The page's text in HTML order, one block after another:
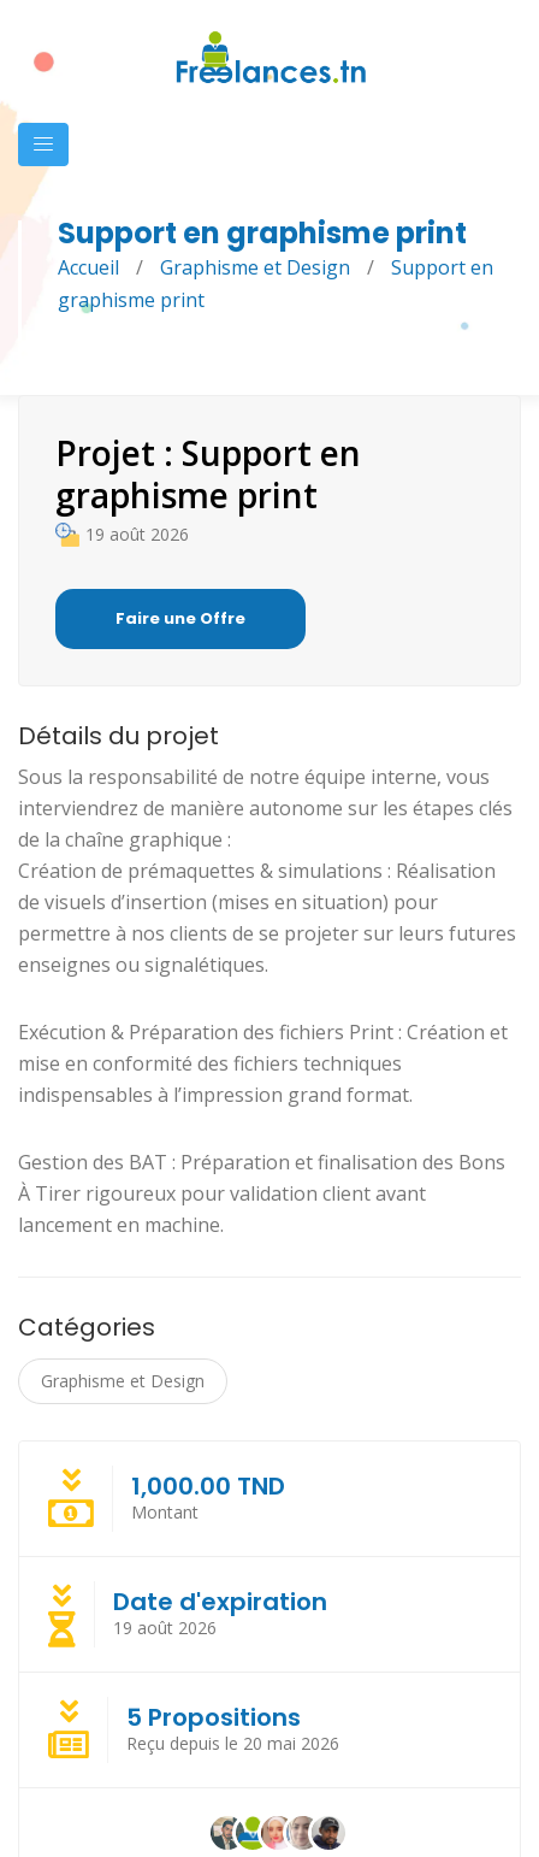
Support en graphisme print
Accueil / Graphisme et Design /
Support en
graphisme print
Projet : Support en
graphisme print
19 août 2026
Faire une Offre
Détails du projet
Sous la responsabilité de notre équipe interne, vous
interviendrez de manière autonome sur les étapes clés
de la chaîne graphique :
Création de prémaquettes & simulations : Réalisation
de visuels d’insertion (mises en situation) pour
permettre à nos clients de se projeter sur leurs futures
enseignes ou signalétiques.
Exécution & Préparation des fichiers Print : Création et
mise en conformité des fichiers techniques
indispensables à l’impression grand format.
Gestion des BAT : Préparation et finalisation des Bons
À Tirer rigoureux pour validation client avant
lancement en machine.
Catégories
Graphisme et Design
1,000.00 TND
Montant
Date d'expiration
19 août 2026
5 Propositions
Reçu depuis le 20 mai 2026